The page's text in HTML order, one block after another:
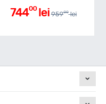
74400 lei 95900 lei